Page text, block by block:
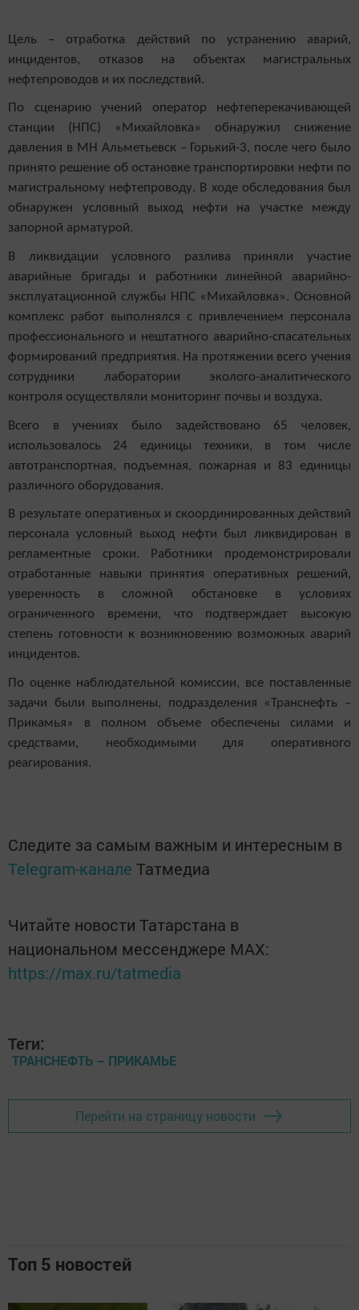
Цель – отработка действий по устранению аварий,
инцидентов, отказов на объектах магистральных
нефтепроводов и их последствий.
По сценарию учений оператор нефтеперекачивающей
станции (НПС) «Михайловка» обнаружил снижение
давления в МН Альметьевск – Горький-3, после чего было
принято решение об остановке транспортировки нефти по
магистральному нефтепроводу. В ходе обследования был
обнаружен условный выход нефти на участке между
запорной арматурой.
В ликвидации условного разлива приняли участие
аварийные бригады и работники
линейной аварийно-
эксплуатационной службы НПС «Михайловка». Основной
комплекс работ выполнялся с привлечением персонала
профессионального и нештатного аварийно-спасательных
формирований предприятия. На протяжении всего учения
сотрудники лаборатории эколого-аналитического
контроля осуществляли мониторинг почвы и воздуха.
Всего в учениях было задействовано 65 человек,
использовалось 24 единицы техники, в том числе
автотранспортная, подъемная, пожарная и 83 единицы
различного оборудования.
В результате оперативных и скоординированных действий
персонала условный выход нефти был ликвидирован в
регламентные сроки. Работники продемонстрировали
отработанные навыки принятия оперативных решений,
уверенность в сложной обстановке в условиях
ограниченного времени, что подтверждает высокую
степень готовности к возникновению возможных аварий
инцидентов.
По оценке наблюдательной комиссии, все поставленные
задачи были выполнены, подразделения «Транснефть –
Прикамья» в полном объеме обеспечены силами и
средствами, необходимыми для оперативного
реагирования.
Следите за самым важным и интересным в
Telegram-канале Татмедиа
Читайте новости Татарстана в
национальном мессенджере MАХ:
https://max.ru/tatmedia
Теги:
ТРАНСНЕФТЬ – ПРИКАМЬЕ
Перейти на страницу новости
Топ 5 новостей